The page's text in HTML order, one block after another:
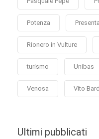
Potenza
Rionero in Vulture
turismo Unibas
Venosa Vito
Ultimi pubblicati